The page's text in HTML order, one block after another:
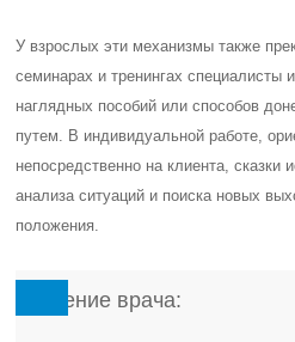
У взрослых эти механизмы также
семинарах и тренингах специалисты
наглядных пособий или способов
путем. В индивидуальной работе,
непосредственно на клиента, сказки
анализа ситуаций и поиска новых
положения.
Мнение врача: